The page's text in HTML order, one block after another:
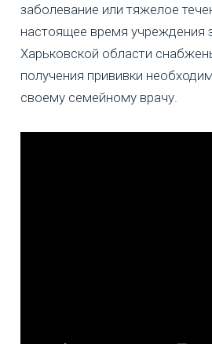
заболевание или тяжелое
настоящее время учреждения
Харьковской области
получения прививки
своему семейному врачу.